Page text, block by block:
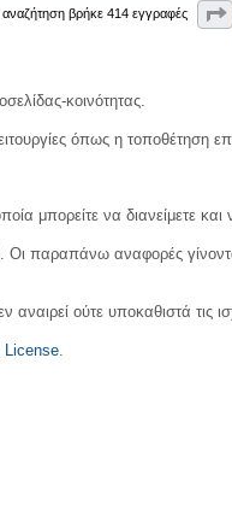
βρήκε 414 εγγραφές
κοινότητας.
όπως η τοποθέτηση
μπορείτε να διανείμετε και
Οι παραπάνω αναφορές
ούτε υποκαθιστά τις
License.